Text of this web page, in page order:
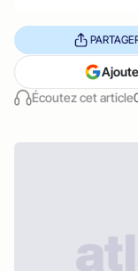
Écoutez cet article